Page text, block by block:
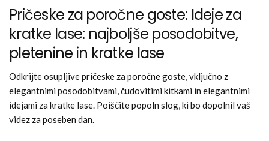
Pričeske za poročne goste: Ideje za
kratke lase: najboljše posodobitve,
pletenine in kratke lase
Odkrijte osupljive pričeske za poročne goste, vključno z
elegantnimi posodobitvami, čudovitimi kitkami in elegantnimi
idejami za kratke lase. Poiščite popoln slog, ki bo dopolnil vaš
videz za poseben dan.